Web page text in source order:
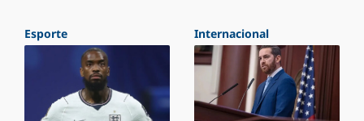
Esporte Internacional